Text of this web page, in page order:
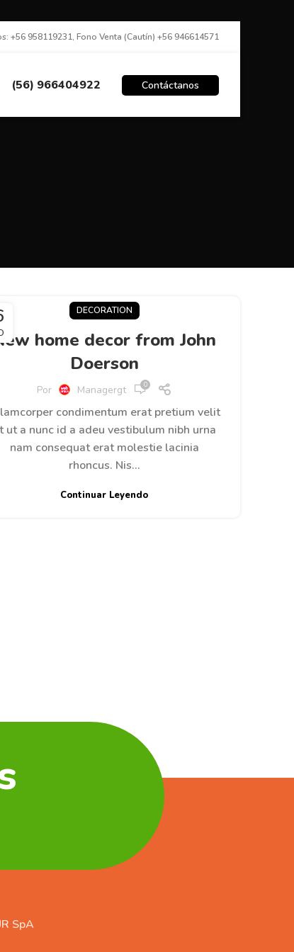
+56 958119231, Fono Venta (Cautín) +56 946614571
(56) 966404922 Contáctanos
DECORATION
home decor from John
Doerson
Por Managergt 0
condimentum erat pretium velit
ut a nunc id a adeu vestibulum nibh urna
nam consequat erat molestie lacinia
rhoncus. Nis...
Continuar Leyendo
SpA